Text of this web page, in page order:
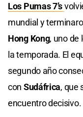
Los Pumas 7’s
mundial y
Hong Kong, uno de
la temporada. El
segundo año
con Sudáfrica, que
encuentro decisivo.